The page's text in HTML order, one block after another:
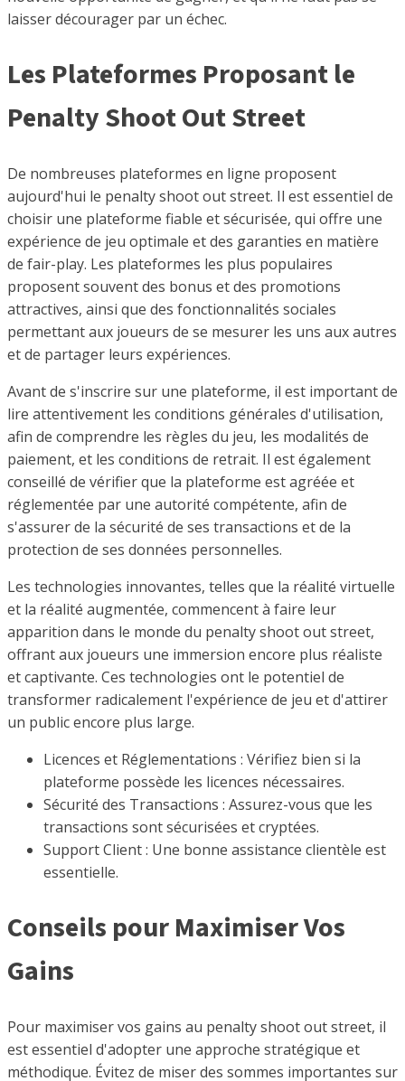
laisser décourager par un échec.
Les Plateformes Proposant le
Penalty Shoot Out Street
De nombreuses plateformes en ligne proposent
aujourd'hui le penalty shoot out street. Il est essentiel de
choisir une plateforme fiable et sécurisée, qui offre une
expérience de jeu optimale et des garanties en matière
de fair-play. Les plateformes les plus populaires
proposent souvent des bonus et des promotions
attractives, ainsi que des fonctionnalités sociales
permettant aux joueurs de se mesurer les uns aux autres
et de partager leurs expériences.
Avant de s'inscrire sur une plateforme, il est important de
lire attentivement les conditions générales d'utilisation,
afin de comprendre les règles du jeu, les modalités de
paiement, et les conditions de retrait. Il est également
conseillé de vérifier que la plateforme est agréée et
réglementée par une autorité compétente, afin de
s'assurer de la sécurité de ses transactions et de la
protection de ses données personnelles.
Les technologies innovantes, telles que la réalité virtuelle
et la réalité augmentée, commencent à faire leur
apparition dans le monde du penalty shoot out street,
offrant aux joueurs une immersion encore plus réaliste
et captivante. Ces technologies ont le potentiel de
transformer radicalement l'expérience de jeu et d'attirer
un public encore plus large.
Licences et Réglementations : Vérifiez bien si la
plateforme possède les licences nécessaires.
Sécurité des Transactions : Assurez-vous que les
transactions sont sécurisées et cryptées.
Support Client : Une bonne assistance clientèle est
essentielle.
Conseils pour Maximiser Vos
Gains
Pour maximiser vos gains au penalty shoot out street, il
est essentiel d'adopter une approche stratégique et
méthodique. Évitez de miser des sommes importantes sur